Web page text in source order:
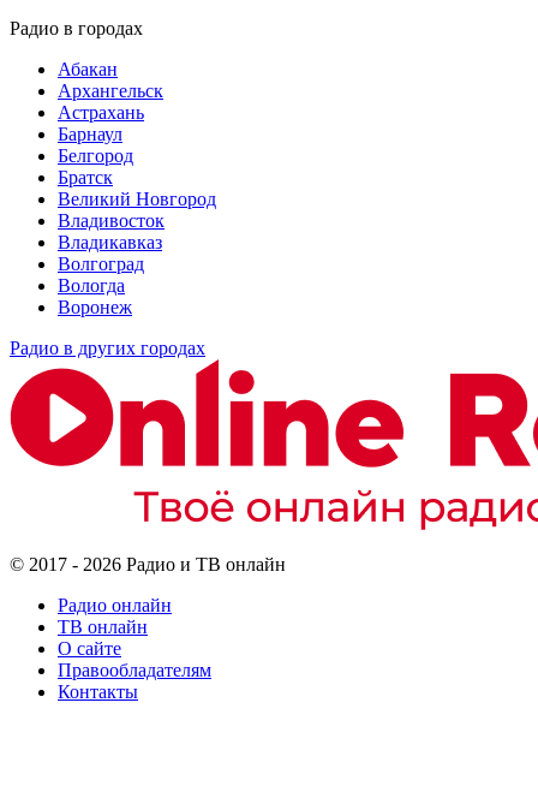
Радио в городах
Абакан
Архангельск
Астрахань
Барнаул
Белгород
Братск
Великий Новгород
Владивосток
Владикавказ
Волгоград
Вологда
Воронеж
Радио в других городах
© 2017 - 2026 Радио и ТВ онлайн
Радио онлайн
ТВ онлайн
О сайте
Правообладателям
Контакты